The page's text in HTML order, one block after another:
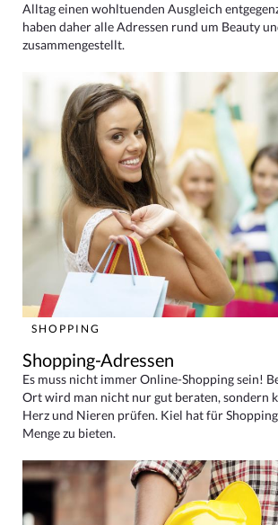
Alltag einen wohltuenden Ausgleich
haben daher alle Adressen rund um Beauty
zusammengestellt.
SHOPPING
Shopping-Adressen
Es muss nicht immer Online-Shopping sein!
Ort wird man nicht nur gut beraten, sondern
Herz und Nieren prüfen. Kiel hat für
Menge zu bieten.